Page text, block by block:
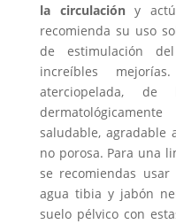
la circulacióny
recomienda su uso
de estimulación
increíbles
aterciopelada,
saludable, agradable
no porosa. Para una
se recomiendas
agua tibia y jabón
suelo pélvico con